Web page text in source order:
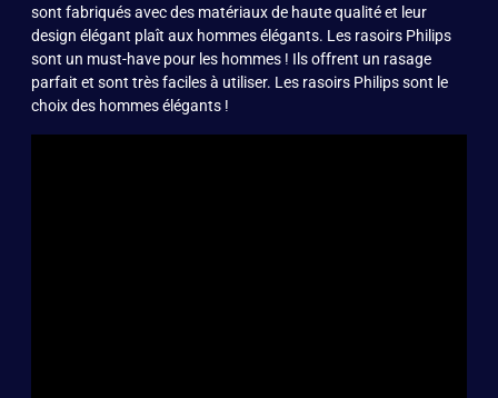
sont fabriqués avec des matériaux de haute qualité et leur
design élégant plaît aux hommes élégants. Les rasoirs Philips
sont un must-have pour les hommes ! Ils offrent un rasage
parfait et sont très faciles à utiliser. Les rasoirs Philips sont le
choix des hommes élégants !